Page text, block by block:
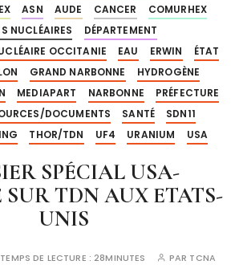
ASN AUDE CANCER
COMURHEX
NUCLÉAIRES
DÉPARTEMENT
OCCITANIE
EAU ERWIN
ÉTAT
GRAND NARBONNE
HYDROGÈNE
MEDIAPART NARBONNE
PRÉFECTURE
DOCUMENTS SANTÉ
SDN11
THOR/TDN UF4 URANIUM USA
SPÉCIAL USA-
SUR TDN AUX ETATS-
UNIS
TEMPS DE LECTURE :28MINUTES PAR TCNA